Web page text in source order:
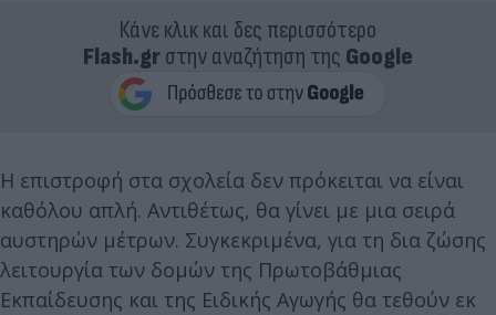
Κάνε κλικ και δες περισσότερο
Flash.grστην αναζήτηση της Google
Η επιστροφή στα σχολεία δεν πρόκειται να είναι
καθόλου απλή. Αντιθέτως, θα γίνει με μια σειρά
αυστηρών μέτρων. Συγκεκριμένα, για τη δια ζώσης
λειτουργία των δομών της Πρωτοβάθμιας
Εκπαίδευσης και της Ειδικής Αγωγής θα τεθούν εκ